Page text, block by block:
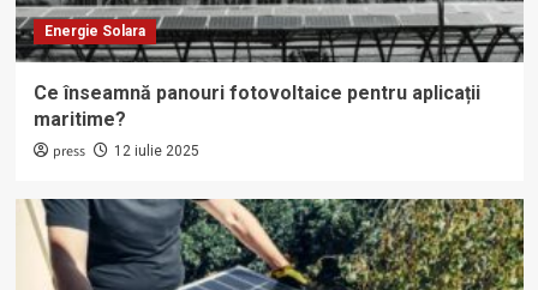
Energie Solara
Ce înseamnă panouri fotovoltaice pentru aplicații
maritime?
press 12 iulie 2025